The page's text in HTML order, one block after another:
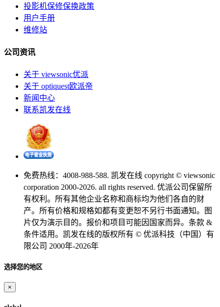
投影机保修保换政策
用户手册
维修站
公司资讯
关于 viewsonic优派
关于 optiquest欧派帝
新闻中心
联系凯发在线
免费热线：4008-988-588. 凯发在线 copyright © viewsonic
corporation 2000-2026. all rights reserved. 优派公司保留所
有权利。所有其他企业名称和商标均为他们各自的财
产。所有价格和规格如都有变更恕不另行书面通知。图
片仅为演示目的。报价和项目可能因国家而异。条款 &
条件适用。凯发在线的版权所有 © 优派科技（中国）有
限公司 2000年-2026年
选择您的地区
×